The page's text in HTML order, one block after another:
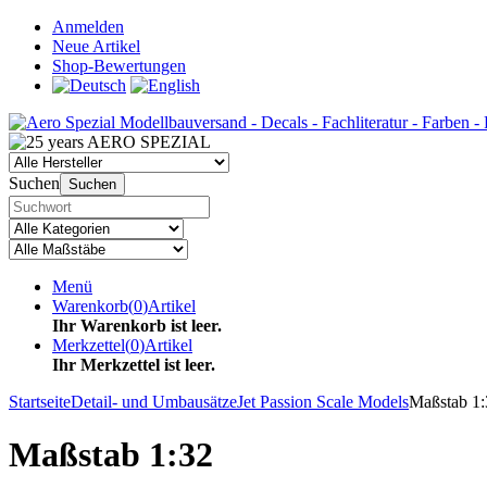
Anmelden
Neue Artikel
Shop-Bewertungen
Suchen Suchen
Menü
Warenkorb(0)Artikel
Ihr Warenkorb ist leer.
Merkzettel(0)Artikel
Ihr Merkzettel ist leer.
StartseiteDetail- und UmbausätzeJet Passion Scale ModelsMaßstab
Maßstab 1:32